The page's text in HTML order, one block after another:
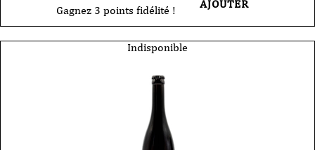
Gagnez 3 points fidélité ! AJOUTER
Indisponible